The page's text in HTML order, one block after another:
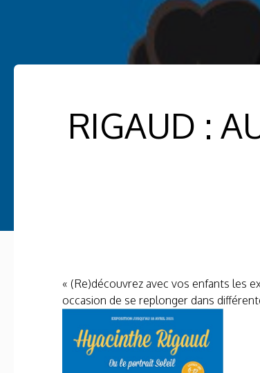
RIGAUD :
« (Re)découvrez avec vos enfants les
occasion de se replonger dans